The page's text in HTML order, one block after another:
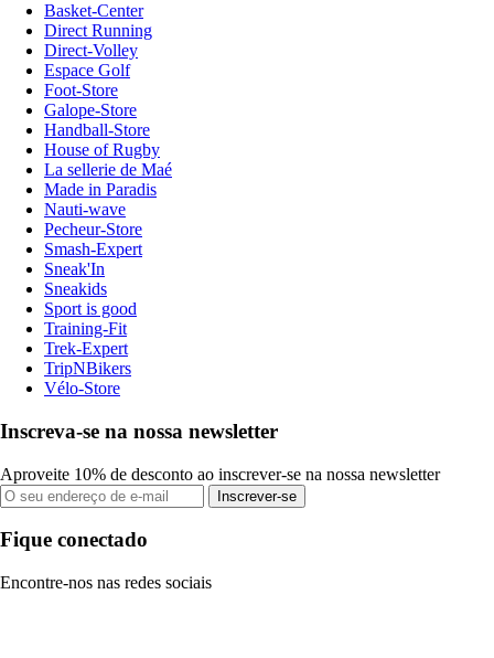
Basket-Center
Direct Running
Direct-Volley
Espace Golf
Foot-Store
Galope-Store
Handball-Store
House of Rugby
La sellerie de Maé
Made in Paradis
Nauti-wave
Pecheur-Store
Smash-Expert
Sneak'In
Sneakids
Sport is good
Training-Fit
Trek-Expert
TripNBikers
Vélo-Store
Inscreva-se na nossa newsletter
Aproveite 10% de desconto ao inscrever-se na nossa newsletter
Inscrever-se
Fique conectado
Encontre-nos nas redes sociais